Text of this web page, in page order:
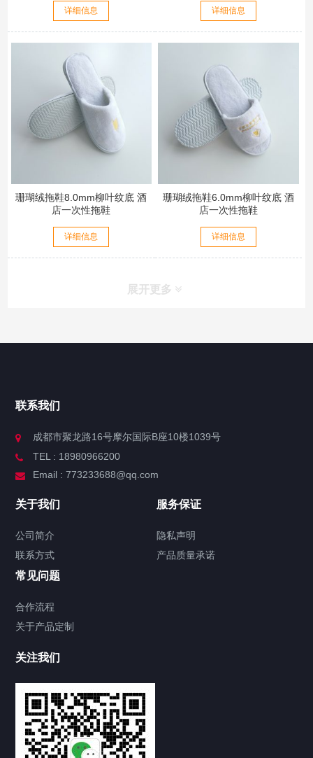
详细信息 详细信息
珊瑚绒拖鞋8.0mm柳叶纹底 酒
店一次性拖鞋
详细信息
珊瑚绒拖鞋6.0mm柳叶纹底 酒
店一次性拖鞋
详细信息
展开更多
联系我们
成都市聚龙路16号摩尔国际B座10楼1039号
TEL : 18980966200
Email : 773233688@qq.com
关于我们
公司简介
联系方式
服务保证
隐私声明
产品质量承诺
常见问题
合作流程
关于产品定制
关注我们